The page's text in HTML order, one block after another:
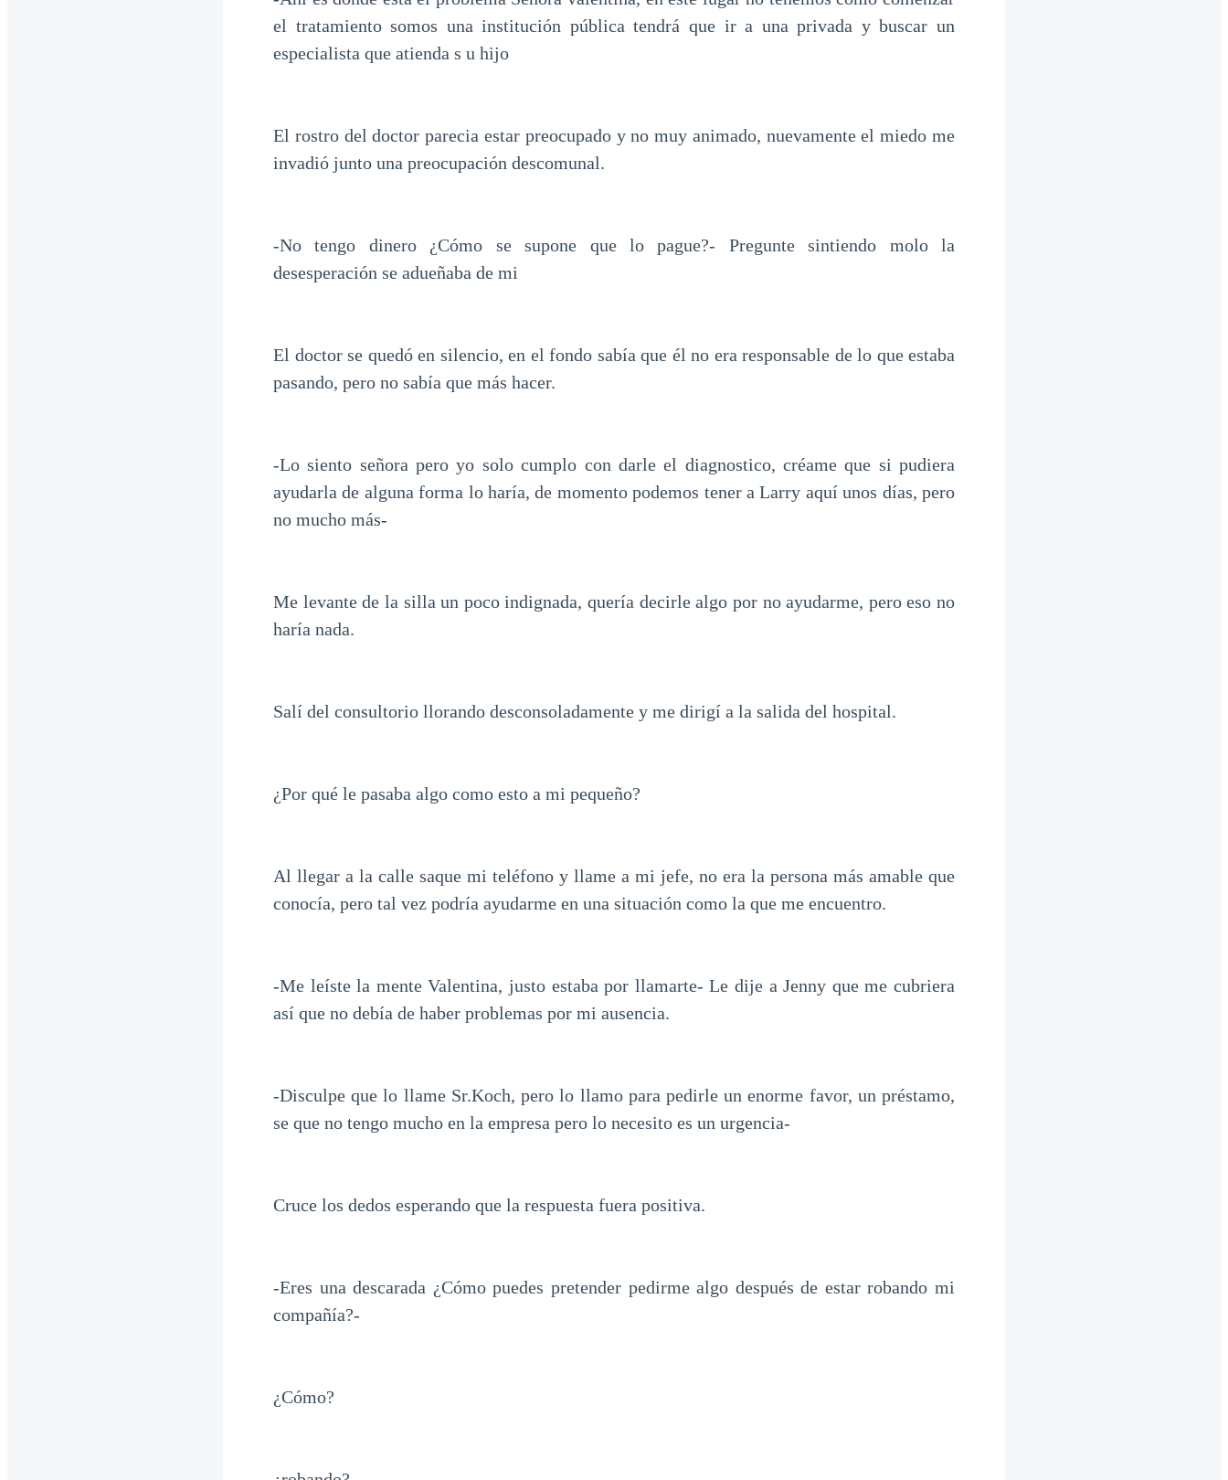
el tratamiento somos una institución pública tendrá que ir a una privada y buscar un
especialista que atienda s u hijo
El rostro del doctor parecia estar preocupado y no muy animado, nuevamente el miedo me
invadió junto una preocupación descomunal.
-No tengo dinero ¿Cómo se supone que lo pague?- Pregunte sintiendo molo la
desesperación se adueñaba de mi
El doctor se quedó en silencio, en el fondo sabía que él no era responsable de lo que estaba
pasando, pero no sabía que más hacer.
-Lo siento señora pero yo solo cumplo con darle el diagnostico, créame que si pudiera
ayudarla de alguna forma lo haría, de momento podemos tener a Larry aquí unos días, pero
no mucho más-
Me levante de la silla un poco indignada, quería decirle algo por no ayudarme, pero eso no
haría nada.
Salí del consultorio llorando desconsoladamente y me dirigí a la salida del hospital.
¿Por qué le pasaba algo como esto a mi pequeño?
Al llegar a la calle saque mi teléfono y llame a mi jefe, no era la persona más amable que
conocía, pero tal vez podría ayudarme en una situación como la que me encuentro.
-Me leíste la mente Valentina, justo estaba por llamarte- Le dije a Jenny que me cubriera
así que no debía de haber problemas por mi ausencia.
-Disculpe que lo llame Sr.Koch, pero lo llamo para pedirle un enorme favor, un préstamo,
se que no tengo mucho en la empresa pero lo necesito es un urgencia-
Cruce los dedos esperando que la respuesta fuera positiva.
-Eres una descarada ¿Cómo puedes pretender pedirme algo después de estar robando mi
compañía?-
¿Cómo?